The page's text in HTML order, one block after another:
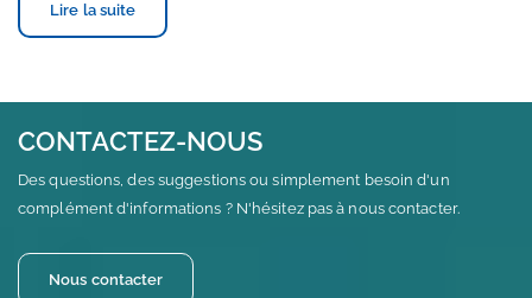
Lire la suite
CONTACTEZ-NOUS
Des questions, des suggestions ou simplement besoin d'un
complément d'informations ? N'hésitez pas à nous contacter.
Nous contacter